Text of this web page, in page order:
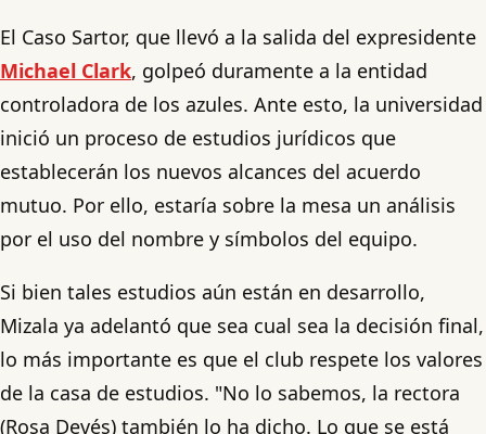
El Caso Sartor, que llevó a la salida del expresidente
Michael Clark, golpeó duramente a la entidad
controladora de los azules. Ante esto, la universidad
inició un proceso de estudios jurídicos que
establecerán los nuevos alcances del acuerdo
mutuo. Por ello, estaría sobre la mesa un análisis
por el uso del nombre y símbolos del equipo.
Si bien tales estudios aún están en desarrollo,
Mizala ya adelantó que sea cual sea la decisión final,
lo más importante es que el club respete los valores
de la casa de estudios. "No lo sabemos, la rectora
(Rosa Devés) también lo ha dicho. Lo que se está